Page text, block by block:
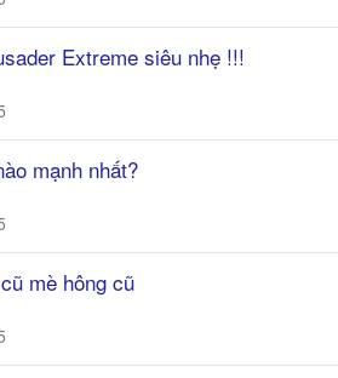
Extreme siêu nhẹ !!!
mạnh nhất?
mè hông cũ